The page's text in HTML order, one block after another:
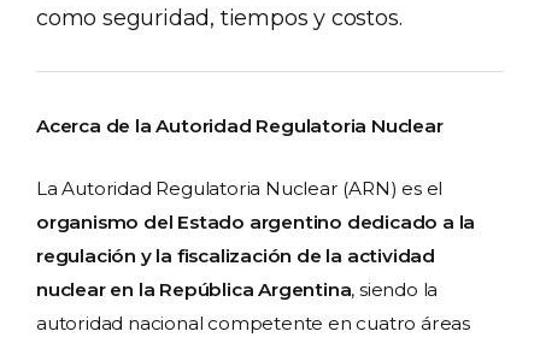
como seguridad, tiempos y costos.
Acerca de la Autoridad Regulatoria Nuclear
La Autoridad Regulatoria Nuclear (ARN) es el
organismo del Estado argentino dedicado a la
regulación y la fiscalización de la actividad
nuclear en la República Argentina, siendo la
autoridad nacional competente en cuatro áreas